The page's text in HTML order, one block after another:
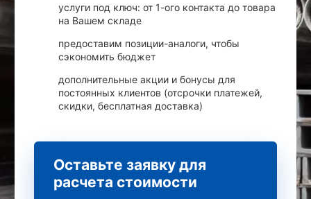
услуги под ключ: от 1-ого контакта до товара
на Вашем складе
предоставим позиции-аналоги, чтобы
сэкономить бюджет
дополнительные акции и бонусы для
постоянных клиентов (отсрочки платежей,
скидки, бесплатная доставка)
Оставьте заявку для
расчета стоимости